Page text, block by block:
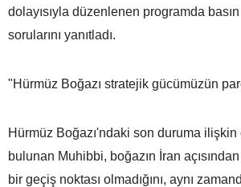
dolayısıyla düzenlenen programda basın
sorularını yanıtladı.
"Hürmüz Boğazı stratejik gücümüzün
Hürmüz Boğazı'ndaki son duruma
bulunan Muhibbi, boğazın İran
bir geçiş noktası olmadığını, aynı